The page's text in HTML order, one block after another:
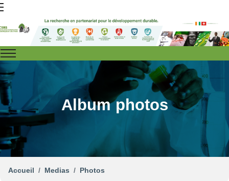
Album photos
Accueil Medias Photos